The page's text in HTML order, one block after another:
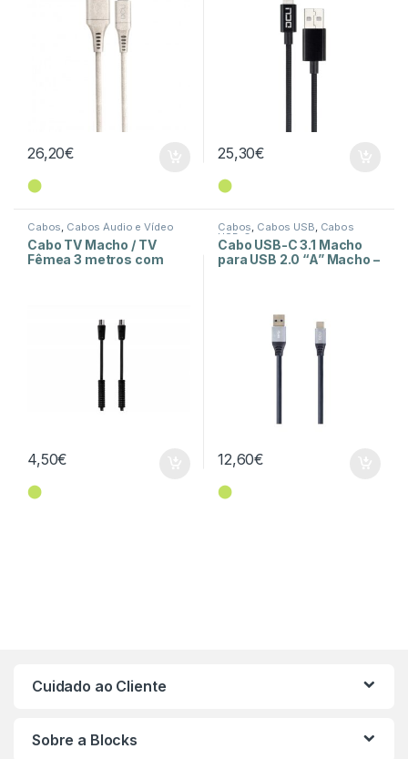
26,20€
⬤
25,30€
⬤
Cabos, Cabos Áudio e Vídeo
Cabo TV Macho / TV
Fêmea 3 metros com
4,50€
⬤
Cabos, Cabos USB, Cabos
USB-C
Cabo USB-C 3.1 Macho
para USB 2.0 “A” Macho –
12,60€
⬤
Cuidado ao Cliente
Sobre a Blocks